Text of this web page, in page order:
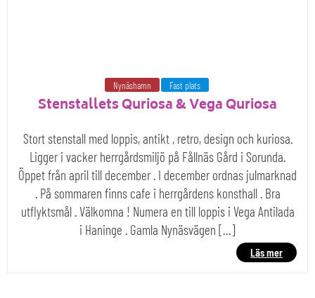
Nynäshamn Fast plats
Stenstallets Quriosa & Vega Quriosa
Stort stenstall med loppis, antikt , retro, design och kuriosa.
Ligger i vacker herrgårdsmiljö på Fållnäs Gård i Sorunda.
Öppet från april till december . I december ordnas julmarknad
. På sommaren finns cafe i herrgårdens konsthall . Bra
utflyktsmål . Välkomna ! Numera en till loppis i Vega Antilada
i Haninge . Gamla Nynäsvägen […]
Läs mer